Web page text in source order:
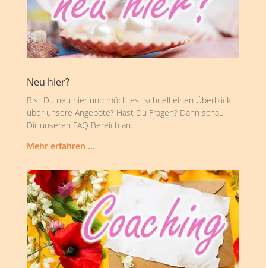
Neu hier?
Bist Du neu hier und möchtest schnell einen Überblick
über unsere Angebote? Hast Du Fragen? Dann schau
Dir unseren FAQ Bereich an.
Mehr erfahren …